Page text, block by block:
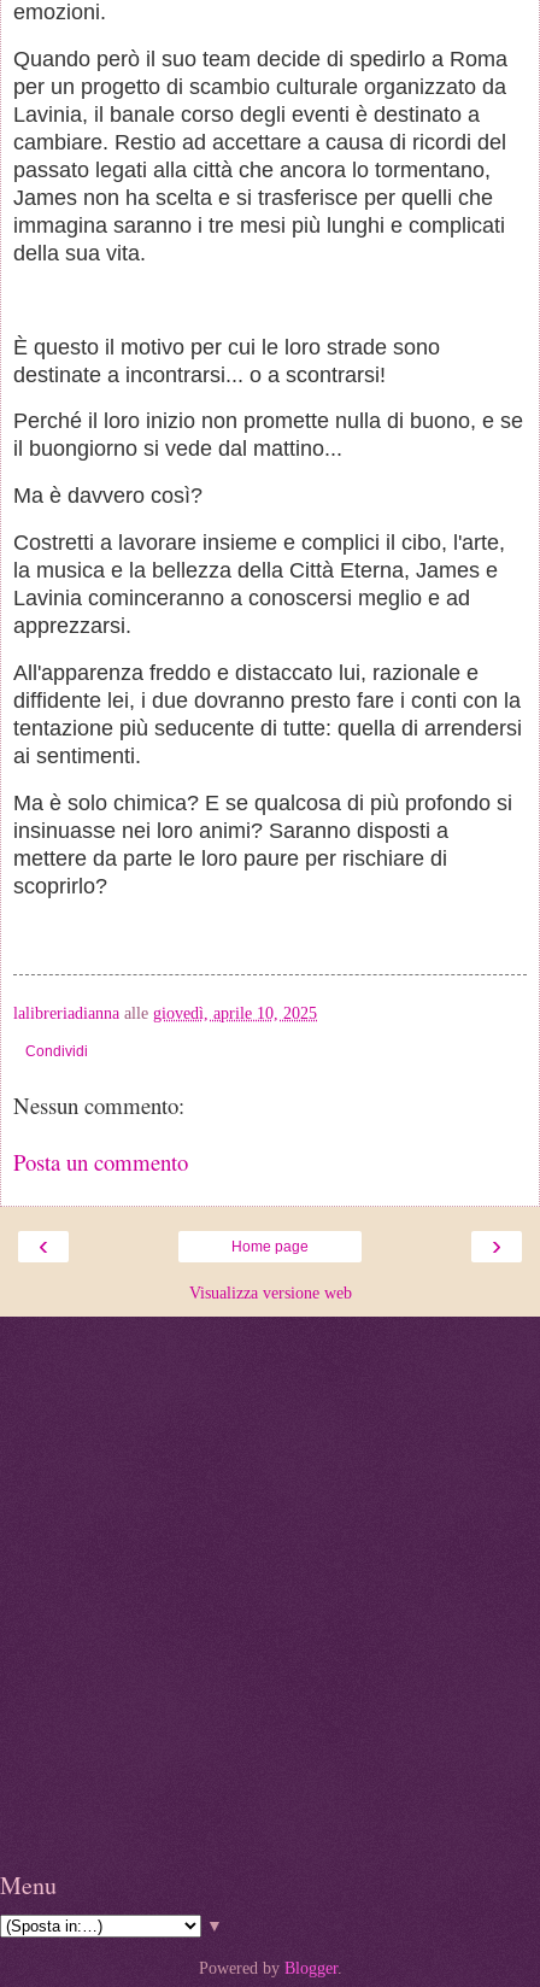
emozioni.
Quando però il suo team decide di spedirlo a Roma
per un progetto di scambio culturale organizzato da
Lavinia, il banale corso degli eventi è destinato a
cambiare. Restio ad accettare a causa di ricordi del
passato legati alla città che ancora lo tormentano,
James non ha scelta e si trasferisce per quelli che
immagina saranno i tre mesi più lunghi e complicati
della sua vita.
È questo il motivo per cui le loro strade sono
destinate a incontrarsi... o a scontrarsi!
Perché il loro inizio non promette nulla di buono, e se
il buongiorno si vede dal mattino...
Ma è davvero così?
Costretti a lavorare insieme e complici il cibo, l'arte,
la musica e la bellezza della Città Eterna, James e
Lavinia cominceranno a conoscersi meglio e ad
apprezzarsi.
All'apparenza freddo e distaccato lui, razionale e
diffidente lei, i due dovranno presto fare i conti con la
tentazione più seducente di tutte: quella di arrendersi
ai sentimenti.
Ma è solo chimica? E se qualcosa di più profondo si
insinuasse nei loro animi? Saranno disposti a
mettere da parte le loro paure per rischiare di
scoprirlo?
lalibreriadianna alle giovedì, aprile 10, 2025
Condividi
Nessun commento:
Posta un commento
‹ ›
Home page
Visualizza versione web
Menu
▼
Powered by Blogger.